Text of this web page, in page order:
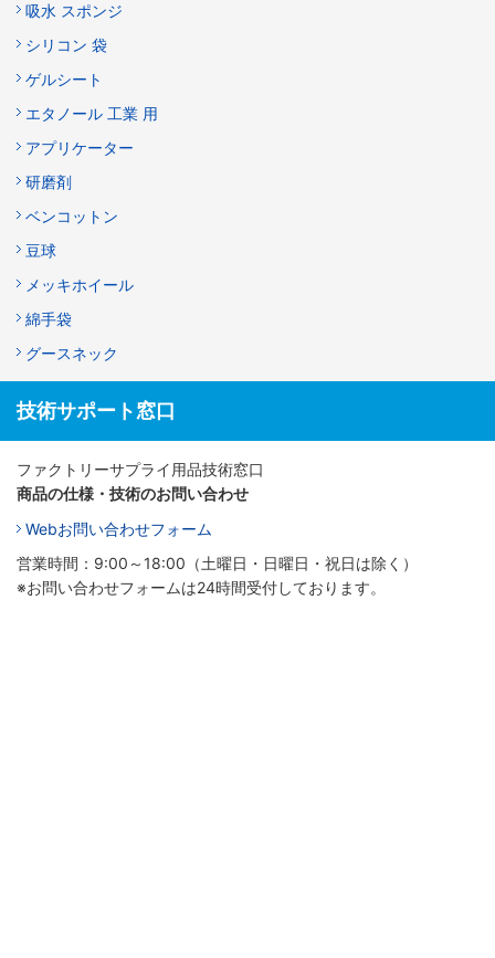
吸水 スポンジ
シリコン 袋
ゲルシート
エタノール 工業 用
アプリケーター
研磨剤
ベンコットン
豆球
メッキホイール
綿手袋
グースネック
技術サポート窓口
ファクトリーサプライ用品技術窓口
商品の仕様・技術のお問い合わせ
Webお問い合わせフォーム
営業時間：9:00～18:00（土曜日・日曜日・祝日は除く）
※お問い合わせフォームは24時間受付しております。